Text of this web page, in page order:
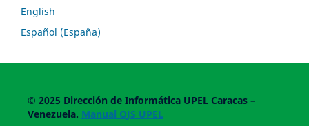
English
Español (España)
© 2025 Dirección de Informática UPEL Caracas –
Venezuela. Manual OJS UPEL